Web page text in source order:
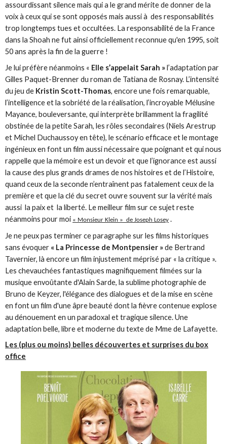
assourdissant silence mais qui a le grand mérite de donner de la
voix à ceux qui se sont opposés mais aussi à des responsabilités
trop longtemps tues et occultées. La responsabilité de la France
dans la Shoah ne fut ainsi officiellement reconnue qu'en 1995, soit
50 ans après la fin de la guerre !
Je lui préfère néanmoins « Elle s’appelait Sarah »l’adaptation par
Gilles Paquet-Brenner du roman de Tatiana de Rosnay. L’intensité
du jeu de Kristin Scott-Thomas, encore une fois remarquable,
l’intelligence et la sobriété de la réalisation, l’incroyable Mélusine
Mayance, bouleversante, qui interprète brillamment la fragilité
obstinée de la petite Sarah, les rôles secondaires (Niels Arestrup
et Michel Duchaussoy en tête), le scénario efficace et le montage
ingénieux en font un film aussi nécessaire que poignant et qui nous
rappelle que la mémoire est un devoir et que l’ignorance est aussi
la cause des plus grands drames de nos histoires et de l’Histoire,
quand ceux de la seconde n’entraînent pas fatalement ceux de la
première et que la clé du secret ouvre souvent sur la vérité mais
aussi la paix et la liberté. Le meilleur film sur ce sujet reste
néanmoins pour moi « Monsieur Klein » de Joseph Losey .
Je ne peux pas terminer ce paragraphe sur les films historiques
sans évoquer « La Princesse de Montpensier »de Bertrand
Tavernier, là encore un film injustement méprisé par « la critique ».
Les chevauchées fantastiques magnifiquement filmées sur la
musique envoûtante d'Alain Sarde, la sublime photographie de
Bruno de Keyzer, l'élégance des dialogues et de la mise en scène
en font un film d'une âpre beauté dont la fièvre contenue explose
au dénouement en un paradoxal et tragique silence. Une
adaptation belle, libre et moderne du texte de Mme de Lafayette.
Les (plus ou moins) belles découvertes et surprises du box
office